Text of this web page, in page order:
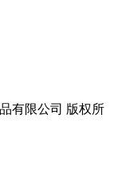
有限公司 版权所